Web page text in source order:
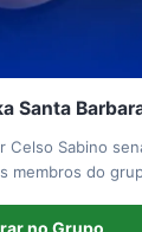
Santa
Celso Sabino